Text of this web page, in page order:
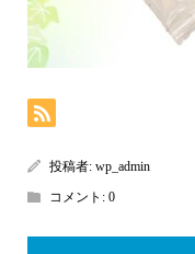
投稿者: wp_admin
コメント: 0